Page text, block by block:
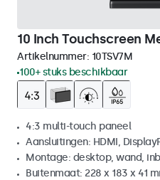
10 Inch Touchscreen
Artikelnummer: 10TSV7M
100+ stuks beschikbaar
4:3 multi-touch paneel
Aansluitingen: HDMI,
Montage: desktop, wand,
Buitenmaat: 228 x 183 x 41